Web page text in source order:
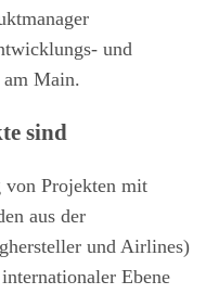
und
Main.
sind
Projekten mit
aus der
und Airlines)
Ebene